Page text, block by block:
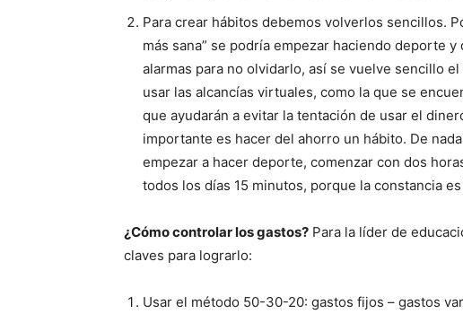
Para crear hábitos debemos volverlos sencillos.
más sana” se podría empezar haciendo deporte
alarmas para no olvidarlo, así se vuelve sencillo
usar las alcancías virtuales, como la que se
que ayudarán a evitar la tentación de usar el
importante es hacer del ahorro un hábito. De
empezar a hacer deporte, comenzar con dos
todos los días 15 minutos, porque la constancia
¿Cómo controlar los gastos? Para la líder de
claves para lograrlo:
Usar el método 50-30-20: gastos fijos – gastos